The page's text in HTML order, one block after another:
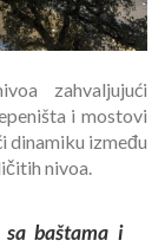
zahvaljujući
i mostovi
dinamiku između
nivoa.
baštama i